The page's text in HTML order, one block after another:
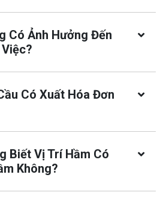
Có Ảnh Hưởng Đến
Có Xuất Hóa Đơn
Biết Vị Trí Hầm Có
Không?